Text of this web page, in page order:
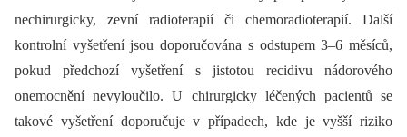
nechirurgicky, zevní radioterapií či chemoradioterapií. Další
kontrolní vyšetření jsou doporučována s odstupem 3–6 měsíců,
pokud předchozí vyšetření s jistotou recidivu nádorového
onemocnění nevyloučilo. U chirurgicky léčených pacientů se
takové vyšetření doporučuje v případech, kde je vyšší riziko